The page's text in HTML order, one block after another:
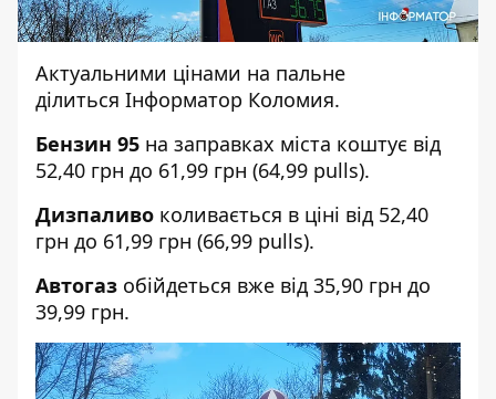
Актуальними цінами на пальне
ділиться Інформатор Коломия.
Бензин 95 на заправках міста коштує від
52,40 грн до 61,99 грн (64,99 pulls).
Дизпаливо коливається в ціні від 52,40
грн до 61,99 грн (66,99 pulls).
Автогаз обійдеться вже від 35,90 грн до
39,99 грн.